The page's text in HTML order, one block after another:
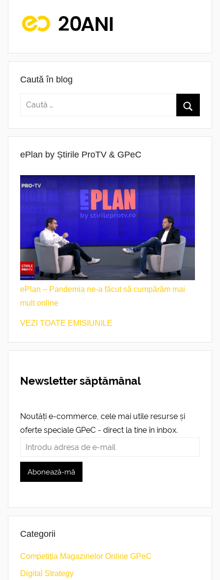
Caută în blog
ePlan by Știrile ProTV & GPeC
ePlan – Pandemia ne-a făcut să cumpărăm mai
mult online
VEZI TOATE EMISIUNILE
Newsletter săptămânal
Noutăți e-commerce, cele mai utile resurse și
oferte speciale GPeC - direct la tine în inbox.
Categorii
Competiția Magazinelor Online GPeC
Digital Strategy